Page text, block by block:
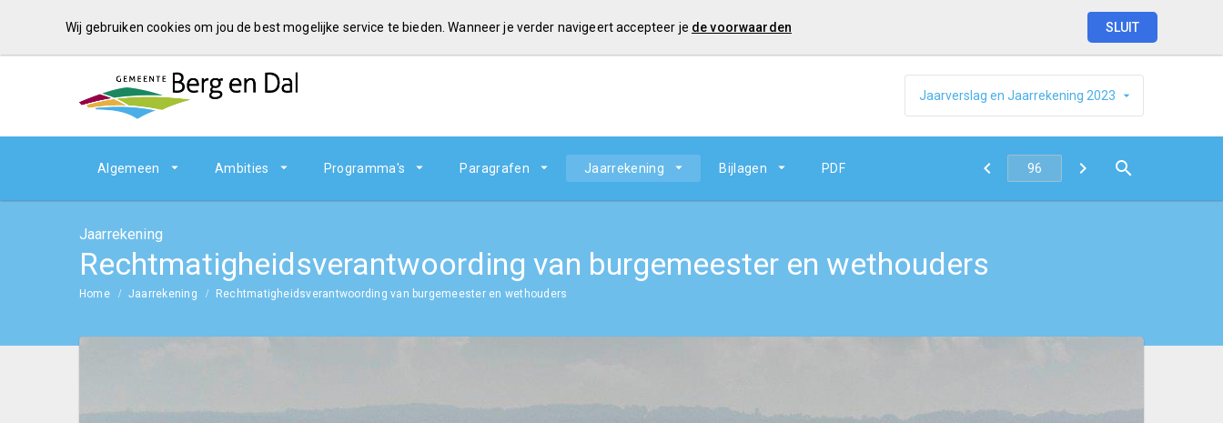
Wij gebruiken cookies om jou de best mogelijke service te bieden. Wanneer je verder navigeert accepteer je de voorwaarden SLUIT
Jaarverslag en Jaarrekening 2023
Algemeen Ambities Programma's Paragrafen Jaarrekening Bijlagen PDF
Jaarrekening
Rechtmatigheidsverantwoording van burgemeester en wethouders
Home Jaarrekening Rechtmatigheidsverantwoording van burgemeester en wethouders